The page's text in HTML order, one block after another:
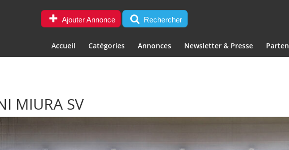
Ajouter Annonce Rechercher
Accueil Catégories Annonces Newsletter & Presse
MIURA SV